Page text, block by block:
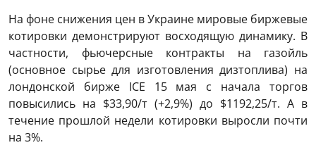
На фоне снижения цен в Украине мировые биржевые
котировки демонстрируют восходящую динамику. В
частности, фьючерсные контракты на газойль
(основное сырье для изготовления дизтоплива) на
лондонской бирже ICE 15 мая с начала торгов
повысились на $33,90/т (+2,9%) до $1192,25/т. А в
течение прошлой недели котировки выросли почти
на 3%.